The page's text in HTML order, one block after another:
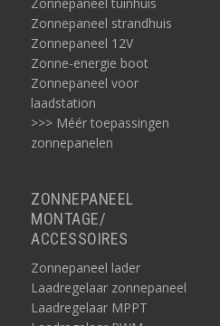
Zonnepaneel strandhuis
Zonnepaneel 12V
Zonne-energie boot
Zonnepaneel voor
laadstation
>>> Méér toepassingen
zonnepanelen
ZONNEPANEEL
MONTAGE/
ACCESSOIRES
Zonnepaneel lader
Laadregelaar zonnepaneel
Laadregelaar MPPT